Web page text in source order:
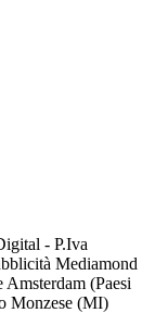
- P.Iva
Mediamond
(Paesi
Monzese (MI)